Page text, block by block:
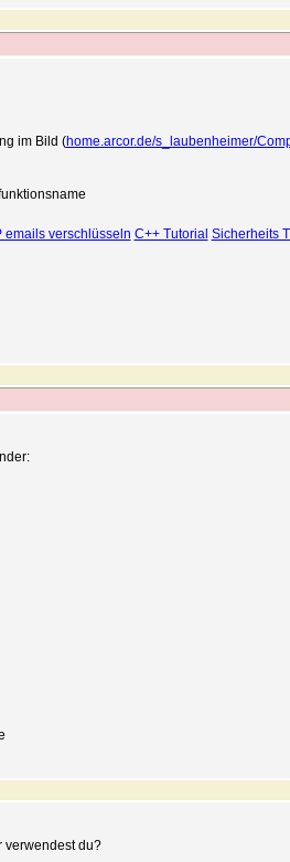
im Bild (home.arcor.de/s_laubenheimer/
emails verschlüsseln C++ Tutorial Sicherheits
verwendest du?